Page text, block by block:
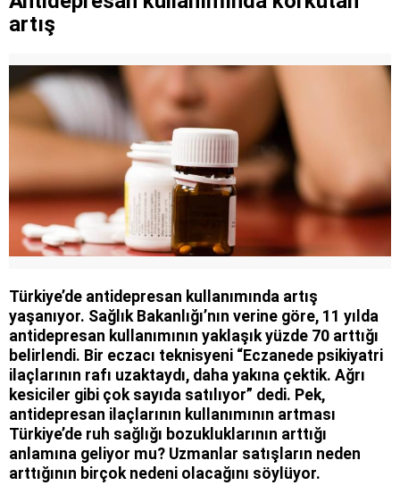
artış
Türkiye’de antidepresan kullanımında artış
yaşanıyor. Sağlık Bakanlığı’nın verine göre, 11 yılda
antidepresan kullanımının yaklaşık yüzde 70 arttığı
belirlendi. Bir eczacı teknisyeni “Eczanede psikiyatri
ilaçlarının rafı uzaktaydı, daha yakına çektik. Ağrı
kesiciler gibi çok sayıda satılıyor” dedi. Pek,
antidepresan ilaçlarının kullanımının artması
Türkiye’de ruh sağlığı bozukluklarının arttığı
anlamına geliyor mu? Uzmanlar satışların neden
arttığının birçok nedeni olacağını söylüyor.